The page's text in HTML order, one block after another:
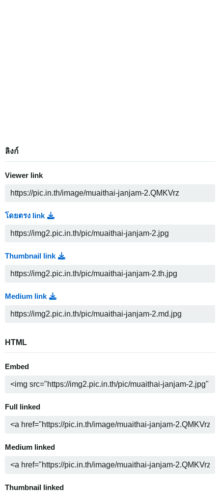
ลิงก์
Viewer link
โดยตรง link
Thumbnail link
Medium link
HTML
Embed
Full linked
Medium linked
Thumbnail linked